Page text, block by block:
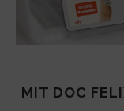
MIT DOC